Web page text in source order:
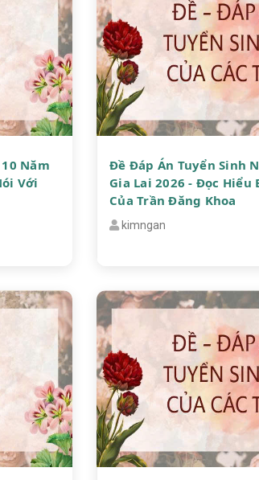
Năm
Với
Đề Đáp Án Tuyển Sinh
Gia Lai 2026 - Đọc Hiểu
Của Trần Đăng Khoa
kimngan